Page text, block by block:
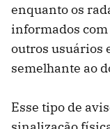
enquanto os
informados
outros usuários
semelhante ao
Esse tipo de